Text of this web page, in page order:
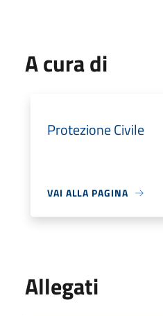
A cura di
Protezione Civile
VAI ALLA PAGINA
Allegati